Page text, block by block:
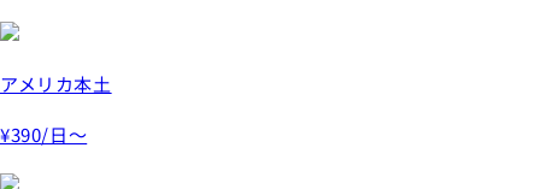
アメリカ本土
¥390/日～